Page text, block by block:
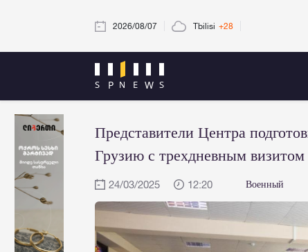
2026/08/07 Tbilisi +28
Представители Центра
Грузию с трехдневным визитом
24/03/2025 12:20 Военный